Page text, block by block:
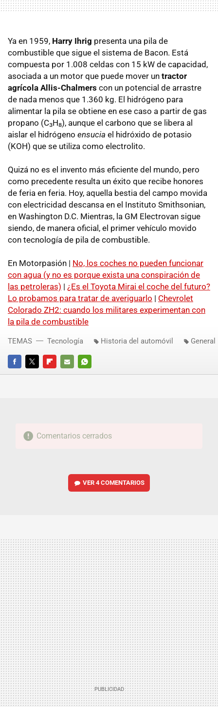
Ya en 1959, Harry Ihrig presenta una pila de
combustible que sigue el sistema de Bacon. Está
compuesta por 1.008 celdas con 15 kW de capacidad,
asociada a un motor que puede mover un tractor
agrícola Allis-Chalmers con un potencial de arrastre
de nada menos que 1.360 kg. El hidrógeno para
alimentar la pila se obtiene en ese caso a partir de gas
propano (C₃H₈), aunque el carbono que se libera al
aislar el hidrógeno ensucia el hidróxido de potasio
(KOH) que se utiliza como electrolito.
Quizá no es el invento más eficiente del mundo, pero
como precedente resulta un éxito que recibe honores
de feria en feria. Hoy, aquella bestia del campo movida
con electricidad descansa en el Instituto Smithsonian,
en Washington D.C. Mientras, la GM Electrovan sigue
siendo, de manera oficial, el primer vehículo movido
con tecnología de pila de combustible.
En Motorpasión | No, los coches no pueden funcionar
con agua (y no es porque exista una conspiración de
las petroleras) | ¿Es el Toyota Mirai el coche del futuro?
Lo probamos para tratar de averiguarlo | Chevrolet
Colorado ZH2: cuando los militares experimentan con
la pila de combustible
FACEBOOKTWITTERFLIPBOARD
E-
WHATSAPP
TEMAS Tecnología Historia del automóvil
Comentarios cerrados
VER4 COMENTARIOS